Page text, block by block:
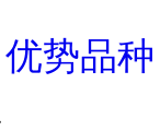
优势品种